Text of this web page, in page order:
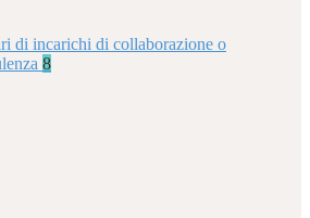
di incarichi di collaborazione o
8